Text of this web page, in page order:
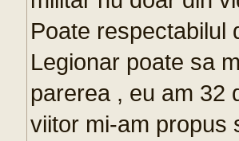
Poate respectabilul
Legionar poate sa
parerea , eu am 32
viitor mi-am propus